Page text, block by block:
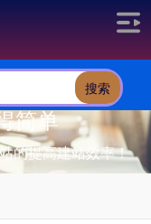
搜索
简单
的提高建站效率！